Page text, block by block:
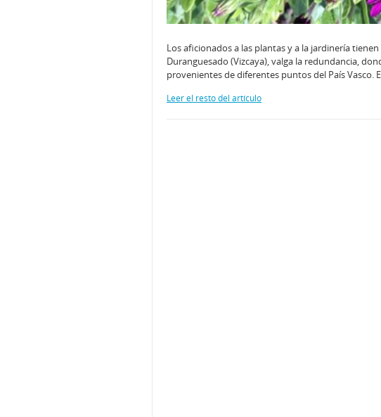
Los aficionados a las plantas y a la jardinería
Duranguesado (Vizcaya), valga la redundancia,
provenientes de diferentes puntos del País Vasco.
Leer el resto del artículo